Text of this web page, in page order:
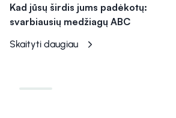
Kad jūsų širdis jums padėkotų:
svarbiausių medžiagų ABC
Skaityti daugiau